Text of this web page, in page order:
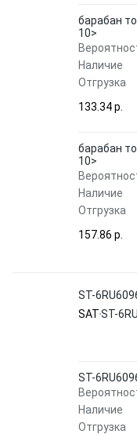
барабан
10>
Наличие
Отгрузка
133.34 p.
барабан
10>
Наличие
Отгрузка
157.86 p.
ST-
SATST-
ST-
Наличие
Отгрузка